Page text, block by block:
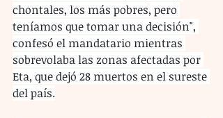
chontales, los más pobres, pero
teníamos que tomar una decisión",
confesó el mandatario mientras
sobrevolaba las zonas afectadas por
Eta, que dejó 28 muertos en el sureste
del país.